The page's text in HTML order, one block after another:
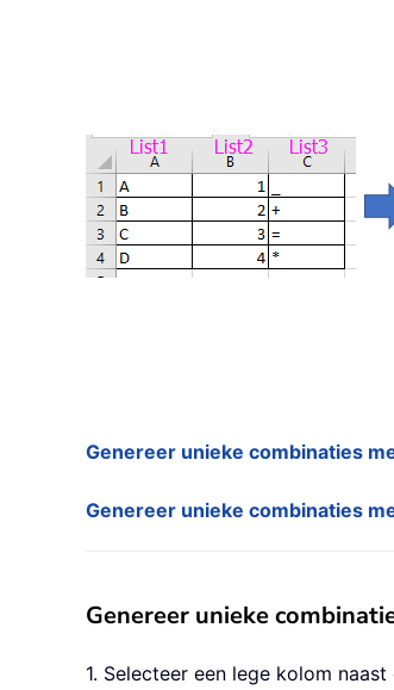
Genereer unieke combinaties
Genereer unieke combinaties
Genereer unieke
1. Selecteer een lege kolom